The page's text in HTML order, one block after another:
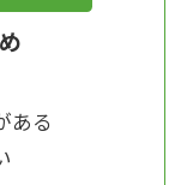
ある